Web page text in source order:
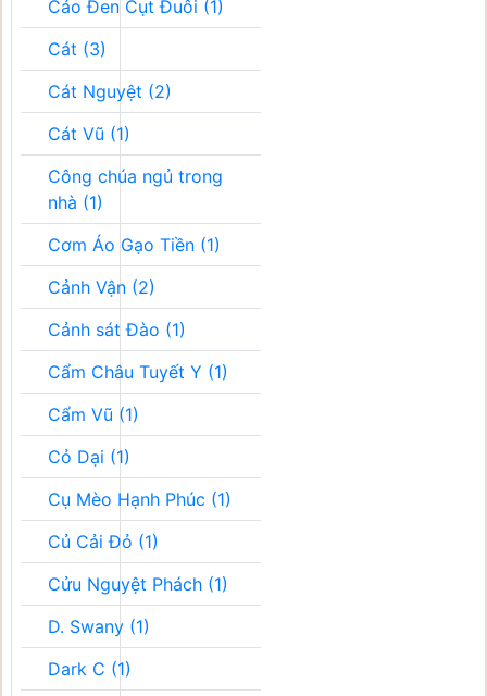
Cáo Đen Cụt Đuôi (1)
Cát (3)
Cát Nguyệt (2)
Cát Vũ (1)
Công chúa ngủ trong
nhà (1)
Cơm Áo Gạo Tiền (1)
Cảnh Vận (2)
Cảnh sát Đào (1)
Cẩm Châu Tuyết Y (1)
Cẩm Vũ (1)
Cỏ Dại (1)
Cụ Mèo Hạnh Phúc (1)
Củ Cải Đỏ (1)
Cửu Nguyệt Phách (1)
D. Swany (1)
Dark C (1)